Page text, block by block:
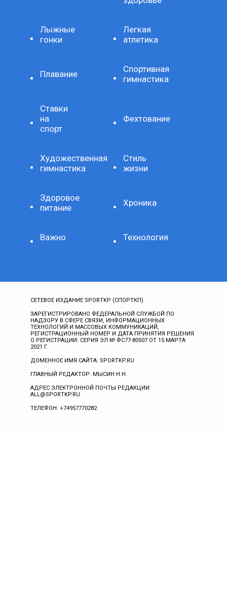
Лыжные
гонки
Легкая
атлетика
Плавание
Спортивная
гимнастика
Ставки
на
спорт
Фехтование
Художественная
гимнастика
Стиль
жизни
Здоровое
питание
Хроника
Важно Технология
СЕТЕВОЕ ИЗДАНИЕ SPORTKP (СПОРТКП)
ЗАРЕГИСТРИРОВАНО ФЕДЕРАЛЬНОЙ СЛУЖБОЙ ПО
НАДЗОРУ В СФЕРЕ СВЯЗИ, ИНФОРМАЦИОННЫХ
ТЕХНОЛОГИЙ И МАССОВЫХ КОММУНИКАЦИЙ,
РЕГИСТРАЦИОННЫЙ НОМЕР И ДАТА ПРИНЯТИЯ РЕШЕНИЯ
О РЕГИСТРАЦИИ: СЕРИЯ ЭЛ № ФС77-80507 ОТ 15 МАРТА
2021 Г.
ДОМЕННОЕ ИМЯ САЙТА: SPORTKP.RU
ГЛАВНЫЙ РЕДАКТОР: МЫСИН Н.Н.
АДРЕС ЭЛЕКТРОННОЙ ПОЧТЫ РЕДАКЦИИ:
ALL@SPORTKP.RU
ТЕЛЕФОН: +74957770282